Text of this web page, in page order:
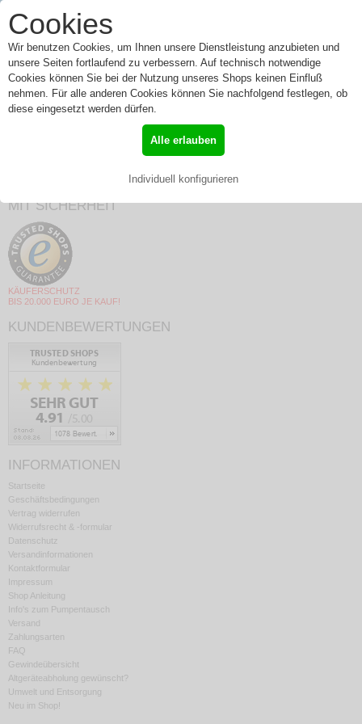
Cookies
Wir benutzen Cookies, um Ihnen unsere Dienstleistung anzubieten und
unsere Seiten fortlaufend zu verbessern. Auf technisch notwendige
Cookies können Sie bei der Nutzung unseres Shops keinen Einfluß
nehmen. Für alle anderen Cookies können Sie nachfolgend festlegen, ob
diese eingesetzt werden dürfen.
Alle erlauben
Individuell konfigurieren
Toggle
Menü
HEP 25-...
MIT SICHERHEIT
KÄUFERSCHUTZ
BIS 20.000 EURO JE KAUF!
KUNDENBEWERTUNGEN
INFORMATIONEN
Startseite
Geschäftsbedingungen
Vertrag widerrufen
Widerrufsrecht & -formular
Datenschutz
Versandinformationen
Kontaktformular
Impressum
Shop Anleitung
Info's zum Pumpentausch
Versand
Zahlungsarten
FAQ
Gewindeübersicht
Altgeräteabholung gewünscht?
Umwelt und Entsorgung
Neu im Shop!